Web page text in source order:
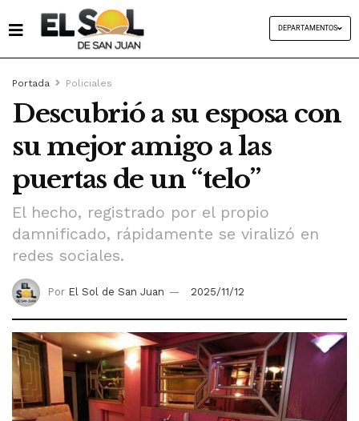
DEPARTAMENTOS
Portada Policiales
Descubrió a su esposa con
su mejor amigo a las
puertas de un “telo”
El hecho, registrado por el propio
damnificado, rápidamente se viralizó en
redes sociales.
Por El Sol de San Juan 2025/11/12